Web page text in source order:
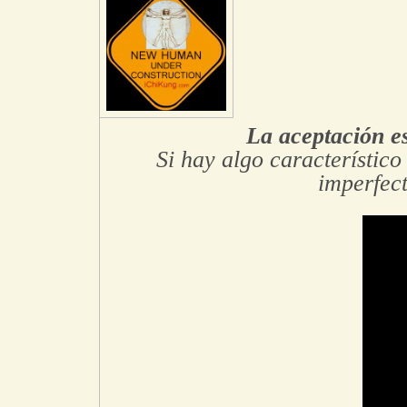
La aceptación
Si hay algo característico